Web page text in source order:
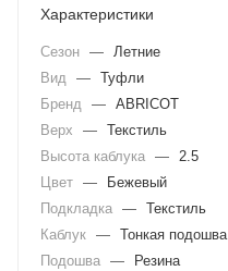
Характеристики
Сезон —
Летние
Вид
— Туфли
Бренд
— ABRICOT
Верх
— Текстиль
Высота каблука —
2.5
Цвет —
Бежевый
Подкладка — Текстиль
Каблук — Тонкая подошва
Подошва — Резина